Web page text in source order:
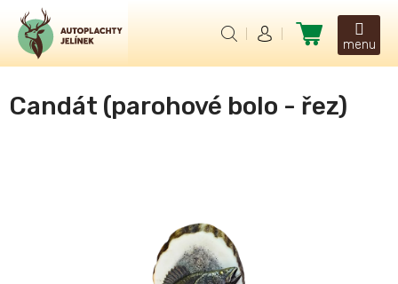
obsah
Nákupní
košík
Candát (parohové bolo - řez)